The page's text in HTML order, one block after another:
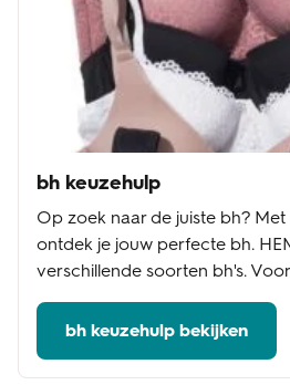
bh keuzehulp
Op zoek naar de juiste bh?
ontdek je jouw perfecte bh.
verschillende soorten bh's.
bh keuzehulp bekijken